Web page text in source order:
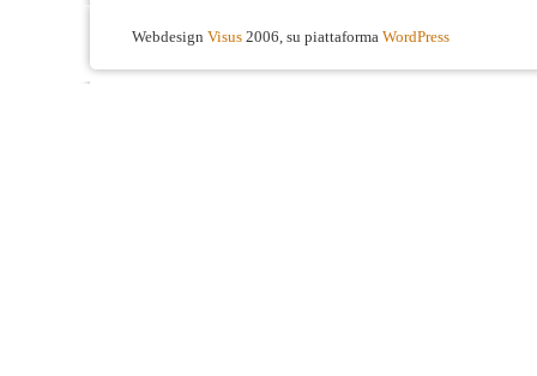
Webdesign Visus 2006, su piattaforma WordPress